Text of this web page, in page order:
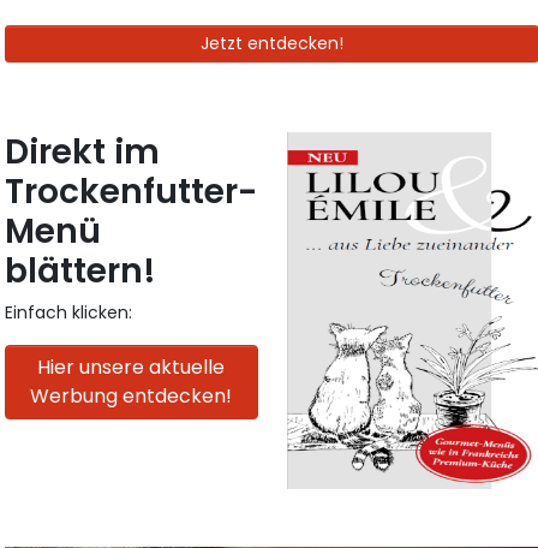
Jetzt entdecken!
Direkt im
Trockenfutter-
Menü
blättern!
Einfach klicken:
Hier unsere aktuelle
Werbung entdecken!